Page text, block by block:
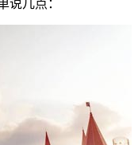
说几点：